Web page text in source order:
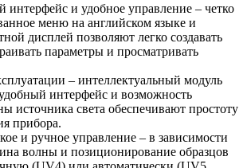
и удобное управление – четко
меню на английском языке и
дисплей позволяют легко создавать
параметры и просматривать
– интеллектуальный модуль
интерфейс и возможность
источника света обеспечивают простоту
прибора.
и ручное управление – в зависимости
волны и позиционирование образцов